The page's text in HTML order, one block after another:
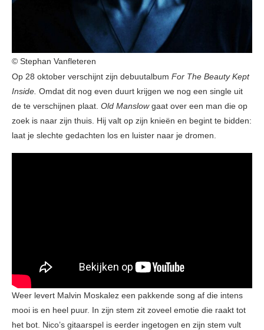
© Stephan Vanfleteren
Op 28 oktober verschijnt zijn debuutalbum For The Beauty Kept
Inside. Omdat dit nog even duurt krijgen we nog een single uit
de te verschijnen plaat. Old Manslowgaat over een man die op
zoek is naar zijn thuis. Hij valt op zijn knieën en begint te bidden:
laat je slechte gedachten los en luister naar je dromen.
Weer levert Malvin Moskalez een pakkende song af die intens
mooi is en heel puur. In zijn stem zit zoveel emotie die raakt tot
het bot. Nico’s gitaarspel is eerder ingetogen en zijn stem vult